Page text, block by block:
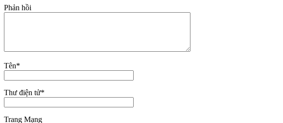
Phản hồi
Tên*
Thư điện tử*
Trang Mạng